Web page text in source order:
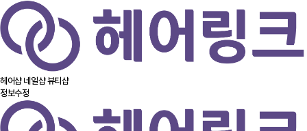
헤어샵 네일샵뷰티샵
정보수정